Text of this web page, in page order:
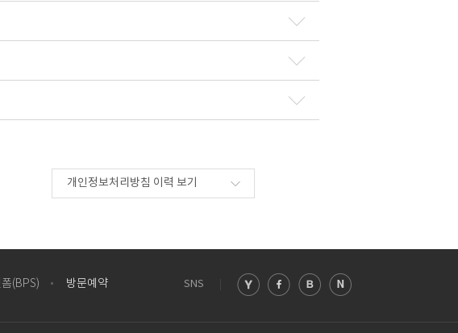
개인정보처리방침 이력 보기
(BPS) 방문예약 SNS